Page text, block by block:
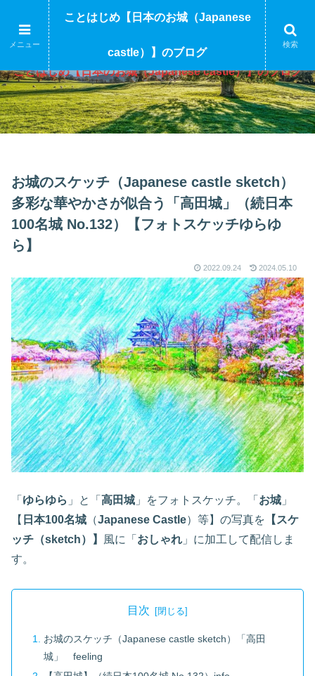
ことはじめ【日本のお城（Japanese castle）】のブログ
お城のスケッチ（Japanese castle sketch）
多彩な華やかさが似合う「高田城」（続日本
100名城 No.132）【フォトスケッチゆらゆ
ら】
2022.09.24 2024.05.10
「 ゆらゆら 」と「 高田城 」をフォトスケッチ。「 お城 」
【 日本100名城 （Japanese Castle）等】の写真を 【スケ
ッチ（sketch）】
風に「 おしゃれ 」に加工して配信しま
す。
目次
お城のスケッチ（Japanese castle sketch）「高田
城」 feeling
メニュー
ことはじめ【日本のお城（Japanese
castle）】のブログ
検索